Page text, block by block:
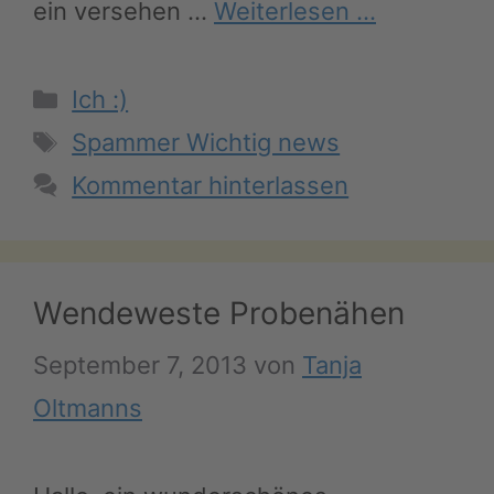
ein versehen … Weiterlesen …
Kategorien
Ich :)
Schlagwörter
Spammer Wichtig news
Kommentar hinterlassen
Wendeweste Probenähen
September 7, 2013 von Tanja
Oltmanns